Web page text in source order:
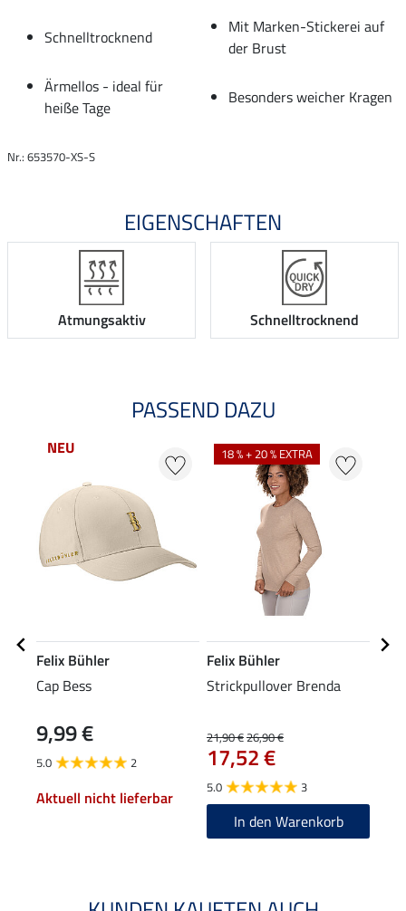
Schnelltrocknend
Mit Marken-Stickerei auf
der Brust
Ärmellos - ideal für
heiße Tage
Besonders weicher Kragen
Nr.: 653570-XS-S
EIGENSCHAFTEN
Atmungsaktiv Schnelltrocknend
PASSEND DAZU
NEU
Felix Bühler
Cap Bess
9,99 €
5.0 2
Aktuell nicht lieferbar
18 % + 20 % EXTRA
Felix Bühler
Strickpullover Brenda
21,90 €26,90 €
17,52 €
5.0 3
In den Warenkorb